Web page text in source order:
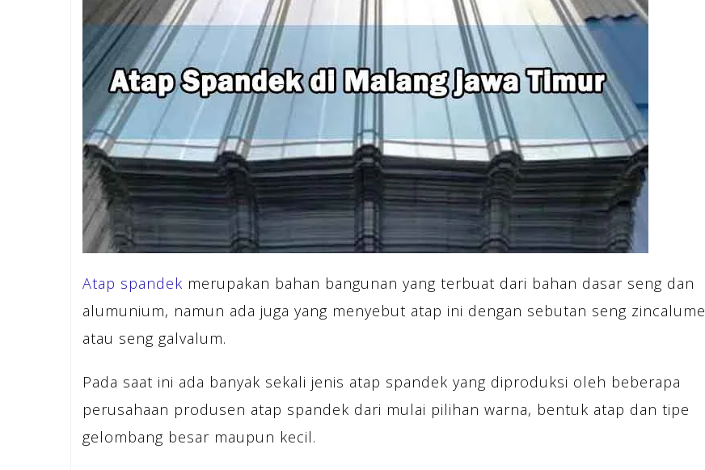
Atap spandek merupakan bahan bangunan yang terbuat dari bahan dasar seng dan
alumunium, namun ada juga yang menyebut atap ini dengan sebutan seng zincalume
atau seng galvalum.
Pada saat ini ada banyak sekali jenis atap spandek yang diproduksi oleh beberapa
perusahaan produsen atap spandek dari mulai pilihan warna, bentuk atap dan tipe
gelombang besar maupun kecil.